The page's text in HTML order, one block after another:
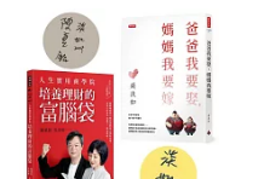
護玄(3) 郭漁(3)
金丙奇(3)
離島出版(4)
一起來出版(3)